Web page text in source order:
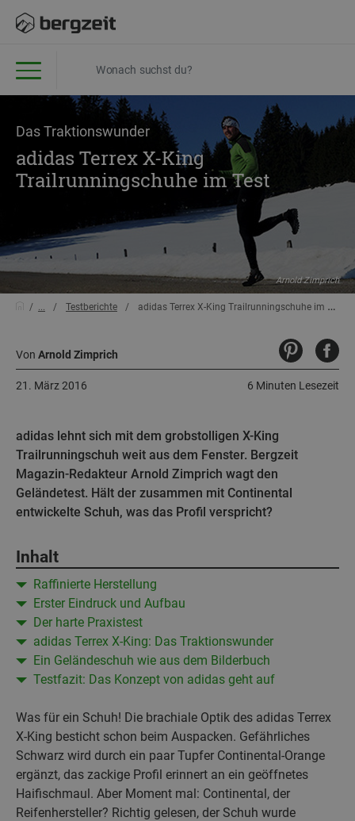
Das Traktionswunder
adidas Terrex X-King
Trailrunningschuhe im Test
Arnold Zimprich
... Testberichte adidas Terrex X-King Trailrunningschuhe im Test
Von Arnold Zimprich
6 Minuten Lesezeit
21. März 2016
adidas lehnt sich mit dem grobstolligen X-King
Trailrunningschuh weit aus dem Fenster. Bergzeit
Magazin-Redakteur Arnold Zimprich wagt den
Geländetest. Hält der zusammen mit Continental
entwickelte Schuh, was das Profil verspricht?
Inhalt
Raffinierte Herstellung
Erster Eindruck und Aufbau
Der harte Praxistest
adidas Terrex X-King: Das Traktionswunder
Ein Geländeschuh wie aus dem Bilderbuch
Testfazit: Das Konzept von adidas geht auf
Was für ein Schuh! Die brachiale Optik des adidas Terrex
X-King besticht schon beim Auspacken. Gefährliches
Schwarz wird durch ein paar Tupfer Continental-Orange
ergänzt, das zackige Profil erinnert an ein geöffnetes
Haifischmaul. Aber Moment mal: Continental, der
Reifenhersteller? Richtig gelesen, der Schuh wurde